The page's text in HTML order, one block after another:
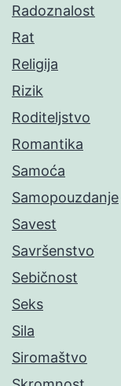
Radoznalost
Rat
Religija
Rizik
Roditeljstvo
Romantika
Samoća
Samopouzdanje
Savest
Savršenstvo
Sebičnost
Seks
Sila
Siromaštvo